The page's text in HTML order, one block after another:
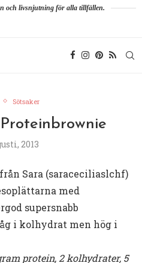
och livsnjutning för alla tillfällen.
Sötsaker
2013
Sara (saraceciliaslchf)
med
supersnabb
i kolhydrat men hög i
protein, 2 kolhydrater, 5